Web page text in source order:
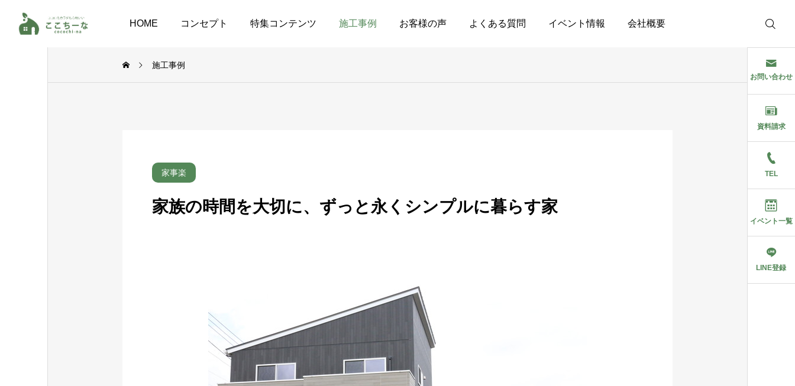
HOME コンセプト 特集コンテンツ 施工事例 お客様の声 よくある質問 イベント情報 会社概要
お問い合わせ
資料請求
TEL
イベント一覧
LINE登録
施工事例
家事楽
家族の時間を大切に、ずっと永くシンプルに暮らす家